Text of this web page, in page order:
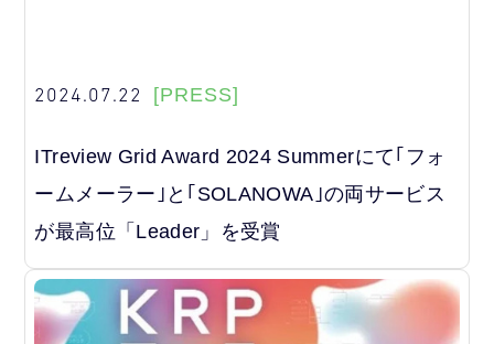
2024.07.22 [PRESS]
ITreview Grid Award 2024 Summerにて｢フォ
ームメーラー｣と｢SOLANOWA｣の両サービス
が最高位「Leader」を受賞